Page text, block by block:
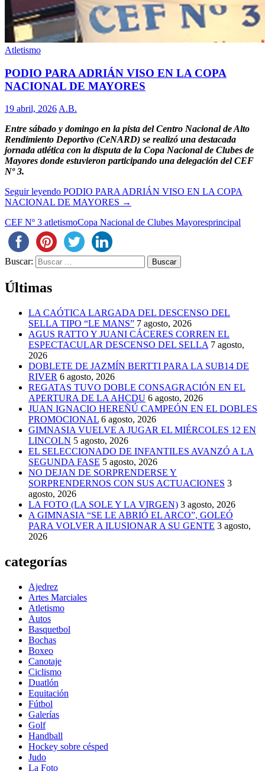
Atletismo
PODIO PARA ADRIÁN VISO EN LA COPA
NACIONAL DE MAYORES
19 abril, 2026 A.B.
Entre sábado y domingo en la pista del Centro Nacional de Alto
Rendimiento Deportivo (CeNARD) se realizó una destacada
jornada atlética con la disputa de la Copa Nacional de Clubes de
Mayores donde estuvieron participando una delegación del CEF
Nº 3.
Seguir leyendo PODIO PARA ADRIÁN VISO EN LA COPA
NACIONAL DE MAYORES →
CEF Nº 3 atletismoCopa Nacional de Clubes Mayoresprincipal
Buscar:
Últimas
LA CAÓTICA LARGADA DEL DESCENSO DEL
SELLA TIPO “LE MANS” 7 agosto, 2026
AGUS RATTO Y JUANI CÁCERES CORREN EL
ESPECTACULAR DESCENSO DEL SELLA 7 agosto,
2026
DOBLETE DE JAZMÍN BERTTI PARA LA SUB14 DE
RIVER 6 agosto, 2026
REGATAS TUVO DOBLE CONSAGRACIÓN EN EL
APERTURA DE LA AHCDU 6 agosto, 2026
JUAN IGNACIO HEREÑÚ CAMPEÓN EN EL DOBLES
PROMOCIONAL 6 agosto, 2026
GIMNASIA VUELVE A JUGAR EL MIÉRCOLES 12 EN
LINCOLN 5 agosto, 2026
EL SELECCIONADO DE INFANTILES AVANZÓ A LA
SEGUNDA FASE 5 agosto, 2026
NO DEJAN DE SORPRENDERSE Y
SORPRENDERNOS CON SUS ACTUACIONES 3
agosto, 2026
LA FOTO (LA SOLE Y LA VIRGEN) 3 agosto, 2026
A GIMNASIA “SE LE ABRIÓ EL ARCO”, GOLEÓ
PARA VOLVER A ILUSIONAR A SU GENTE 3 agosto,
2026
categorías
Ajedrez
Artes Marciales
Atletismo
Autos
Basquetbol
Bochas
Boxeo
Canotaje
Ciclismo
Duatlón
Equitación
Fútbol
Galerías
Golf
Handball
Hockey sobre césped
Judo
La Foto